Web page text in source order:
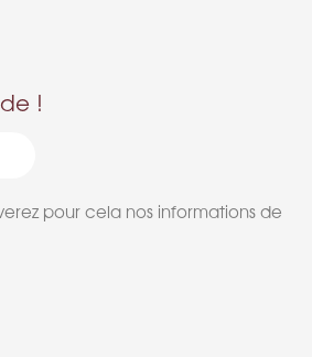
!
pour cela nos informations de